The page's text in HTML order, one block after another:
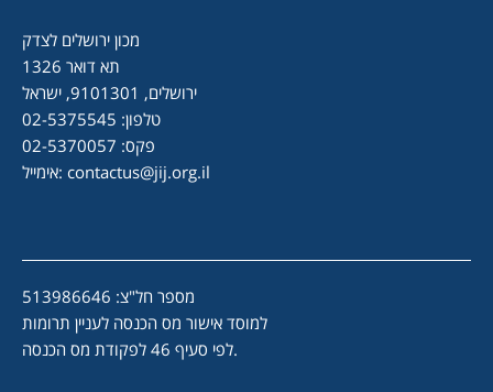
מכון ירושלים לצדק
תא דואר 1326
ירושלים, 9101301, ישראל
טלפון: 02-5375545
פקס: 02-5370057
אימייל: contactus@jij.org.il
מספר חל"צ: 513986646
למוסד אישור מס הכנסה לעניין תרומות
לפי סעיף 46 לפקודת מס הכנסה.